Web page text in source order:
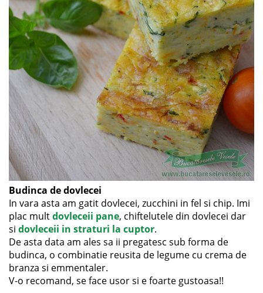
Budinca de dovlecei
In vara asta am gatit dovlecei, zucchini in fel si chip. Imi
plac multdovleceii pane, chiftelutele din dovlecei dar
si dovleceii in straturi la cuptor.
De asta data am ales sa ii pregatesc sub forma de
budinca, o combinatie reusita de legume cu crema de
branza si emmentaler.
V-o recomand, se face usor si e foarte gustoasa!!